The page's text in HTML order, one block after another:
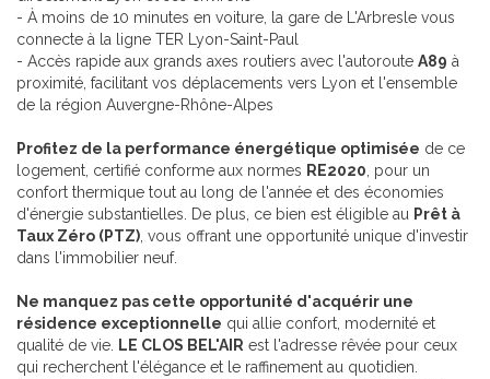
- À moins de 10 minutes en voiture, la gare de L'Arbresle vous
connecte à la ligne TER Lyon-Saint-Paul
- Accès rapide aux grands axes routiers avec l'autoroute A89 à
proximité, facilitant vos déplacements vers Lyon et l'ensemble
de la région Auvergne-Rhône-Alpes
Profitez de la performance énergétique optimisée de ce
logement, certifié conforme aux normes RE2020, pour un
confort thermique tout au long de l'année et des économies
d'énergie substantielles. De plus, ce bien est éligible au Prêt à
Taux Zéro (PTZ), vous offrant une opportunité unique d'investir
dans l'immobilier neuf.
Ne manquez pas cette opportunité d'acquérir une
résidence exceptionnelle qui allie confort, modernité et
qualité de vie. LE CLOS BEL'AIR est l'adresse rêvée pour ceux
qui recherchent l'élégance et le raffinement au quotidien.